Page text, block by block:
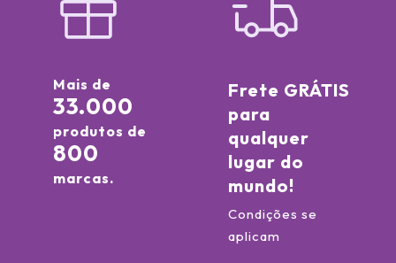
Mais de
33.000
produtos de
800
marcas.
Frete GRÁTIS
para
qualquer
lugar do
mundo!
Condições se
aplicam